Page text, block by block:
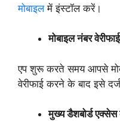
मोबाइलमें इंस्टॉल करें।
मोबाइल नंबर
एप शुरू करते समय आपसे
वेरीफाई करने के बाद इसे
मुख्य डैशबोर्ड